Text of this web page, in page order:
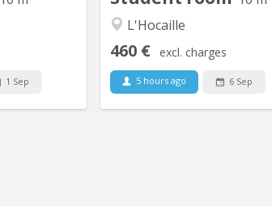
1 Sep
L'Hocaille
460 € excl. charges
5 hours ago 6 Sep